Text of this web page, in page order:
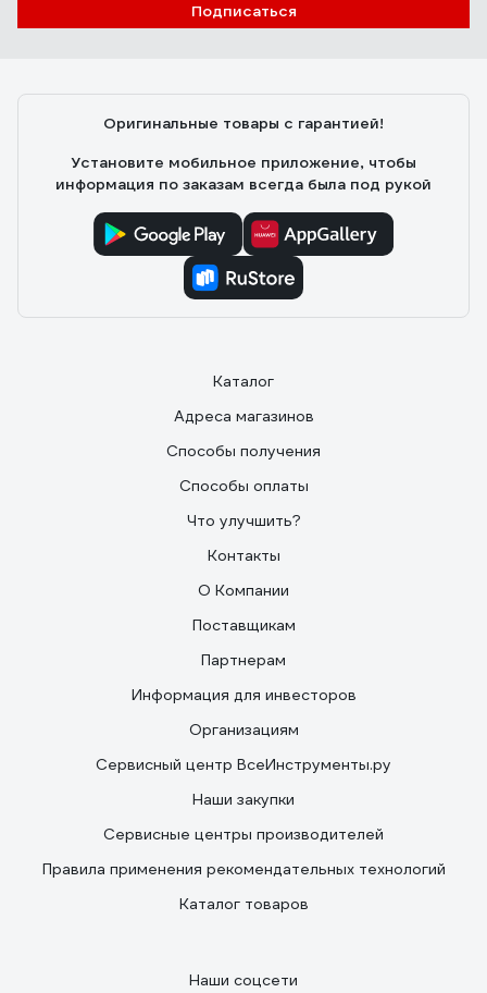
Подписаться
Оригинальные товары с гарантией!
Установите мобильное приложение, чтобы
информация по заказам всегда была под рукой
Каталог
Адреса магазинов
Способы получения
Способы оплаты
Что улучшить?
Контакты
О Компании
Поставщикам
Партнерам
Информация для инвесторов
Организациям
Сервисный центр ВсеИнструменты.ру
Наши закупки
Сервисные центры производителей
Правила применения рекомендательных технологий
Каталог товаров
Наши соцсети